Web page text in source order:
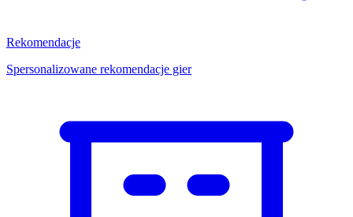
Rekomendacje
Spersonalizowane rekomendacje gier